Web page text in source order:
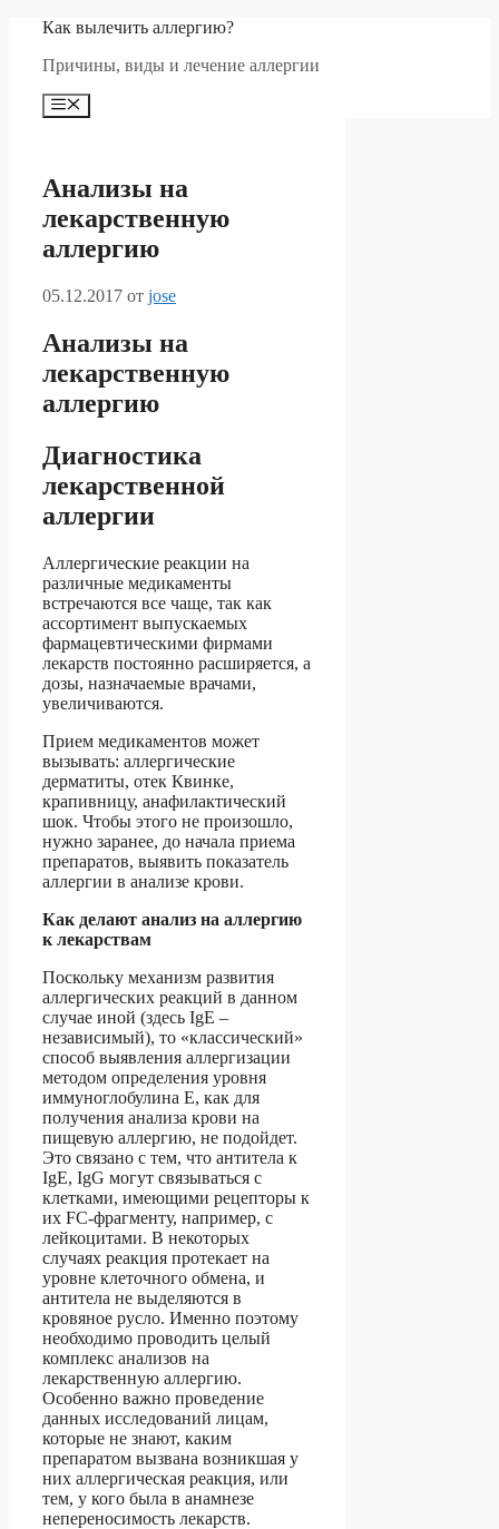
Перейти
содержимому
Как вылечить аллергию?
Причины, виды и лечение аллергии
Меню
Анализы на
лекарственную
аллергию
05.12.2017 от jose
Анализы на
лекарственную
аллергию
Диагностика
лекарственной
аллергии
Аллергические реакции на
различные медикаменты
встречаются все чаще, так как
ассортимент выпускаемых
фармацевтическими фирмами
лекарств постоянно расширяется, а
дозы, назначаемые врачами,
увеличиваются.
Прием медикаментов может
вызывать: аллергические
дерматиты, отек Квинке,
крапивницу, анафилактический
шок. Чтобы этого не произошло,
нужно заранее, до начала приема
препаратов, выявить показатель
аллергии в анализе крови.
Как делают анализ на аллергию
к лекарствам
Поскольку механизм развития
аллергических реакций в данном
случае иной (здесь IgE –
независимый), то «классический»
способ выявления аллергизации
методом определения уровня
иммуноглобулина Е, как для
получения анализа крови на
пищевую аллергию, не подойдет.
Это связано с тем, что антитела к
IgE, IgG могут связываться с
клетками, имеющими рецепторы к
их FC-фрагменту, например, с
лейкоцитами. В некоторых
случаях реакция протекает на
уровне клеточного обмена, и
антитела не выделяются в
кровяное русло. Именно поэтому
необходимо проводить целый
комплекс анализов на
лекарственную аллергию.
Особенно важно проведение
данных исследований лицам,
которые не знают, каким
препаратом вызвана возникшая у
них аллергическая реакция, или
тем, у кого была в анамнезе
непереносимость лекарств.